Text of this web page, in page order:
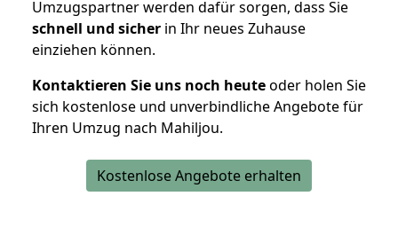
Umzugspartner werden dafür sorgen, dass Sie
schnell und sicher in Ihr neues Zuhause
einziehen können.
Kontaktieren Sie uns noch heuteoder holen Sie
sich kostenlose und unverbindliche Angebote für
Ihren Umzug nach Mahiljou.
Kostenlose Angebote erhalten